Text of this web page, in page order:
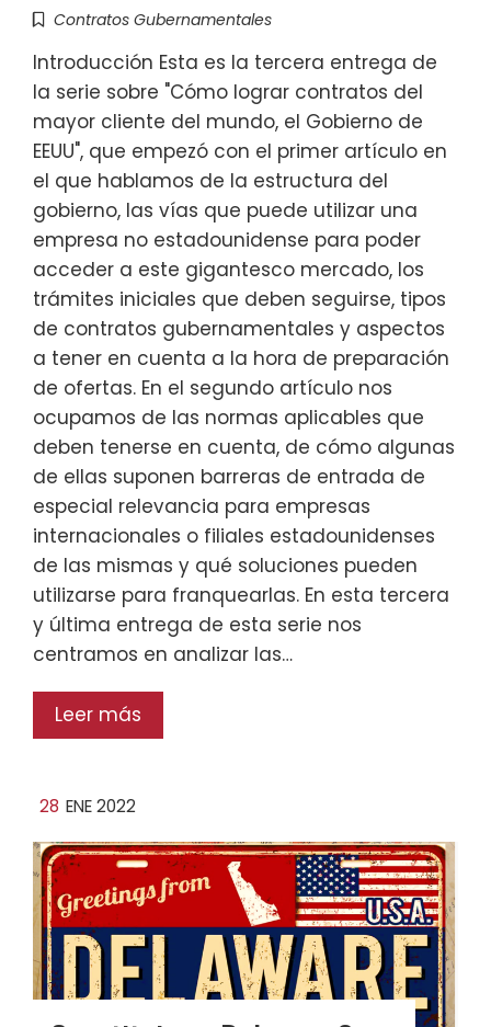
Contratos Gubernamentales
Introducción Esta es la tercera entrega de
la serie sobre "Cómo lograr contratos del
mayor cliente del mundo, el Gobierno de
EEUU", que empezó con el primer artículo en
el que hablamos de la estructura del
gobierno, las vías que puede utilizar una
empresa no estadounidense para poder
acceder a este gigantesco mercado, los
trámites iniciales que deben seguirse, tipos
de contratos gubernamentales y aspectos
a tener en cuenta a la hora de preparación
de ofertas. En el segundo artículo nos
ocupamos de las normas aplicables que
deben tenerse en cuenta, de cómo algunas
de ellas suponen barreras de entrada de
especial relevancia para empresas
internacionales o filiales estadounidenses
de las mismas y qué soluciones pueden
utilizarse para franquearlas. En esta tercera
y última entrega de esta serie nos
centramos en analizar las…
Leer más
28 ENE 2022